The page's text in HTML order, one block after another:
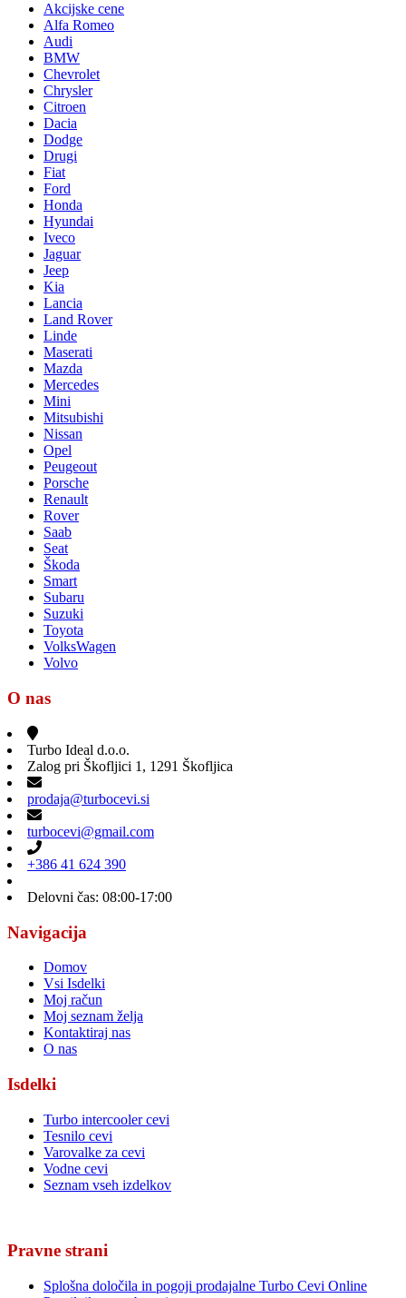
Akcijske cene
Alfa Romeo
Audi
BMW
Chevrolet
Chrysler
Citroen
Dacia
Dodge
Drugi
Fiat
Ford
Honda
Hyundai
Iveco
Jaguar
Jeep
Kia
Lancia
Land Rover
Linde
Maserati
Mazda
Mercedes
Mini
Mitsubishi
Nissan
Opel
Peugeout
Porsche
Renault
Rover
Saab
Seat
Škoda
Smart
Subaru
Suzuki
Toyota
VolksWagen
Volvo
O nas
Turbo Ideal d.o.o.
Zalog pri Škofljici 1, 1291 Škofljica
prodaja@turbocevi.si
turbocevi@gmail.com
+386 41 624 390
Delovni čas: 08:00-17:00
Navigacija
Domov
Vsi Isdelki
Moj račun
Moj seznam želja
Kontaktiraj nas
O nas
Isdelki
Turbo intercooler cevi
Tesnilo cevi
Varovalke za cevi
Vodne cevi
Seznam vseh izdelkov
Pravne strani
Splošna določila in pogoji prodajalne Turbo Cevi Online